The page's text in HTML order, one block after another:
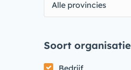
Alle provincies
Soort organisatie
Bedrijf